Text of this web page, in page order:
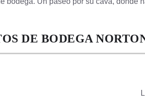
DE BODEGA